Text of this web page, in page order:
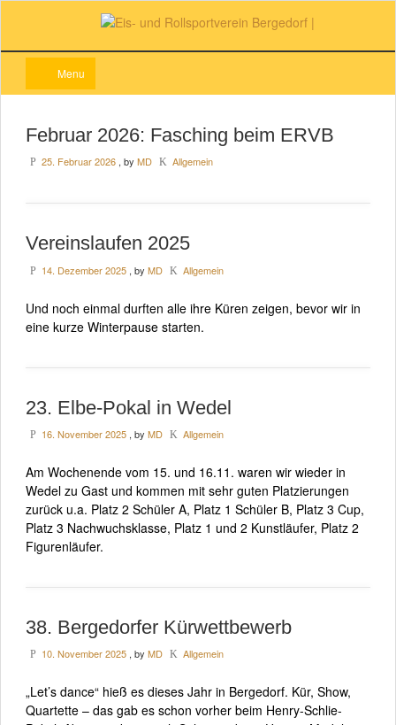
Menu
Februar 2026: Fasching beim ERVB
P 25. Februar 2026 , by MD K Allgemein
Vereinslaufen 2025
P 14. Dezember 2025 , by MD K Allgemein
Und noch einmal durften alle ihre Küren zeigen, bevor wir in
eine kurze Winterpause starten.
23. Elbe-Pokal in Wedel
P 16. November 2025 , by MD K Allgemein
Am Wochenende vom 15. und 16.11. waren wir wieder in
Wedel zu Gast und kommen mit sehr guten Platzierungen
zurück u.a. Platz 2 Schüler A, Platz 1 Schüler B, Platz 3 Cup,
Platz 3 Nachwuchsklasse, Platz 1 und 2 Kunstläufer, Platz 2
Figurenläufer.
38. Bergedorfer Kürwettbewerb
P 10. November 2025 , by MD K Allgemein
„Let’s dance“ hieß es dieses Jahr in Bergedorf. Kür, Show,
Quartette – das gab es schon vorher beim Henry-Schlie-